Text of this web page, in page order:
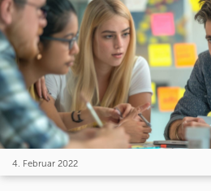
4. Februar 2022